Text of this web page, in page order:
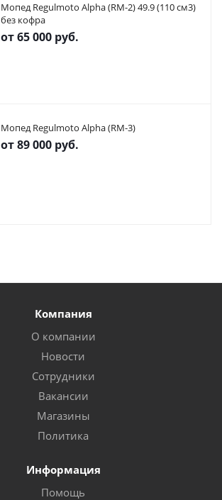
Мопед Regulmoto Alpha (RM-2) 49.9 (110 см3)
без кофра
от65 000 руб.
Мопед Regulmoto Alpha (RM-3)
от89 000 руб.
Компания
О компании
Новости
Сотрудники
Вакансии
Магазины
Политика
Информация
Помощь